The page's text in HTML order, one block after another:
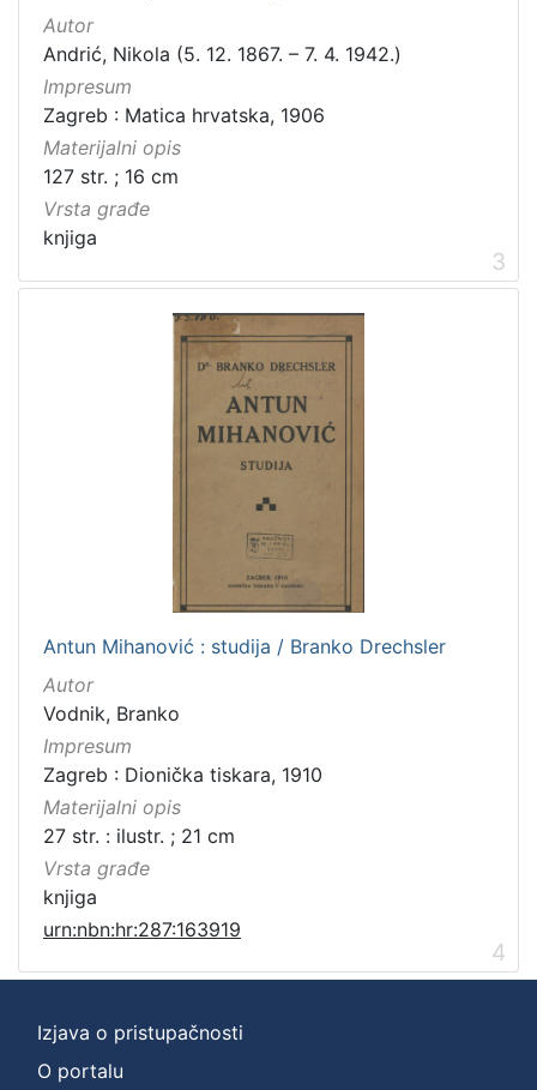
Autor
Andrić, Nikola (5. 12. 1867. – 7. 4. 1942.)
Impresum
Zagreb : Matica hrvatska, 1906
Materijalni opis
127 str. ; 16 cm
Vrsta građe
knjiga
3
Antun Mihanović : studija / Branko Drechsler
Autor
Vodnik, Branko
Impresum
Zagreb : Dionička tiskara, 1910
Materijalni opis
27 str. : ilustr. ; 21 cm
Vrsta građe
knjiga
urn:nbn:hr:287:163919
4
Izjava o pristupačnosti
O portalu